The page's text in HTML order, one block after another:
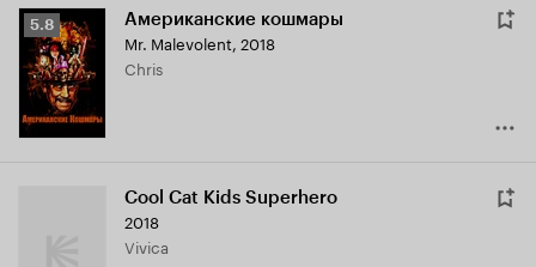
Рейтинг
Кинопоиска
5.8
5.8 Американские кошмары
Mr. Malevolent, 2018
Chris
Cool Cat Kids Superhero
2018
Vivica